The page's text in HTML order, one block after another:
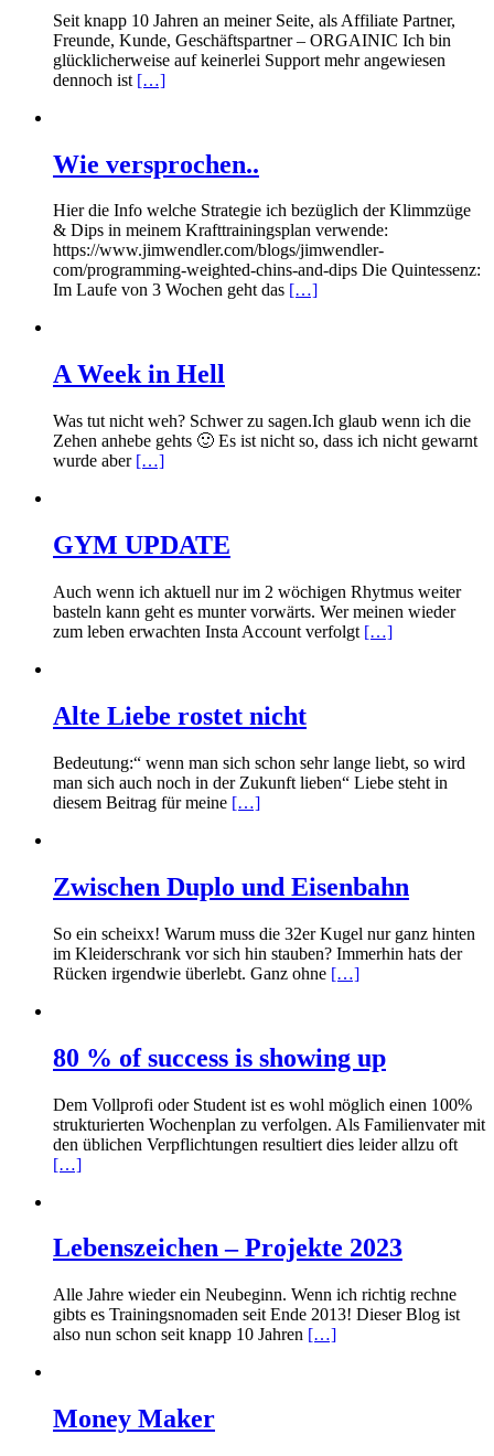
Seit knapp 10 Jahren an meiner Seite, als Affiliate Partner,
Freunde, Kunde, Geschäftspartner – ORGAINIC Ich bin
glücklicherweise auf keinerlei Support mehr angewiesen
dennoch ist […]
Wie versprochen..
Hier die Info welche Strategie ich bezüglich der Klimmzüge
& Dips in meinem Krafttrainingsplan verwende:
https://www.jimwendler.com/blogs/jimwendler-
com/programming-weighted-chins-and-dips Die Quintessenz:
Im Laufe von 3 Wochen geht das […]
A Week in Hell
Was tut nicht weh? Schwer zu sagen.Ich glaub wenn ich die
Zehen anhebe gehts 🙂 Es ist nicht so, dass ich nicht gewarnt
wurde aber […]
GYM UPDATE
Auch wenn ich aktuell nur im 2 wöchigen Rhytmus weiter
basteln kann geht es munter vorwärts. Wer meinen wieder
zum leben erwachten Insta Account verfolgt […]
Alte Liebe rostet nicht
Bedeutung:“ wenn man sich schon sehr lange liebt, so wird
man sich auch noch in der Zukunft lieben“ Liebe steht in
diesem Beitrag für meine […]
Zwischen Duplo und Eisenbahn
So ein scheixx! Warum muss die 32er Kugel nur ganz hinten
im Kleiderschrank vor sich hin stauben? Immerhin hats der
Rücken irgendwie überlebt. Ganz ohne […]
80 % of success is showing up
Dem Vollprofi oder Student ist es wohl möglich einen 100%
strukturierten Wochenplan zu verfolgen. Als Familienvater mit
den üblichen Verpflichtungen resultiert dies leider allzu oft
[…]
Lebenszeichen – Projekte 2023
Alle Jahre wieder ein Neubeginn. Wenn ich richtig rechne
gibts es Trainingsnomaden seit Ende 2013! Dieser Blog ist
also nun schon seit knapp 10 Jahren […]
Money Maker